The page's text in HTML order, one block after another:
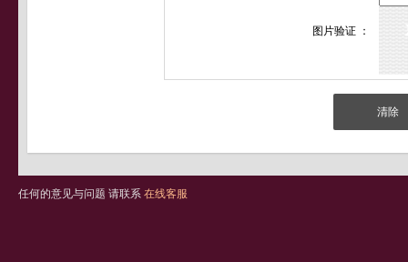
图片验证 ：
任何的意见与问题 请联系 在线客服